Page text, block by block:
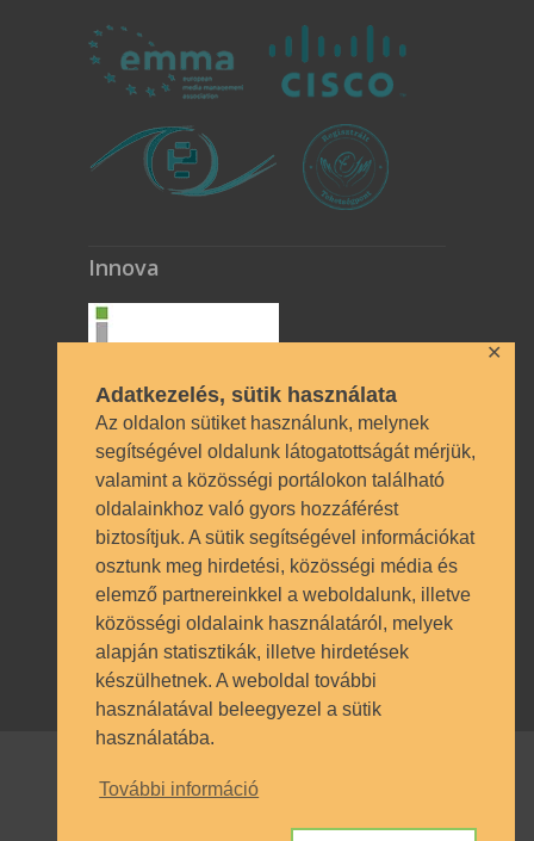
Adatkezelés, sütik használata
Az oldalon sütiket használunk, melynek
segítségével oldalunk látogatottságát mérjük,
valamint a közösségi portálokon található
oldalainkhoz való gyors hozzáférést
biztosítjuk. A sütik segítségével információkat
osztunk meg hirdetési, közösségi média és
elemző partnereinkkel a weboldalunk, illetve
közösségi oldalaink használatáról, melyek
alapján statisztikák, illetve hirdetések
készülhetnek. A weboldal további
használatával beleegyezel a sütik
használatába.
További információ
✕
Innova
Technikai azonosítók
OM azonosító 035490 | Működési
engedély BP/1009/03987/2023.
Nyilvántartásba vételi szám TSzI034
© SZÁMALK-Szalézi Technikum és
Szakgimnázium 2017. Minden jog